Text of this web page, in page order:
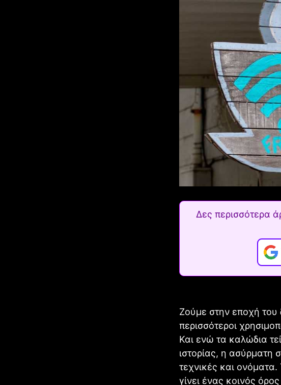
Δες περισσότερα
Ζούμε στην εποχή του
περισσότεροι
Και ενώ τα καλώδια
ιστορίας, η ασύρματη
τεχνικές και
γίνει ένας κοινός